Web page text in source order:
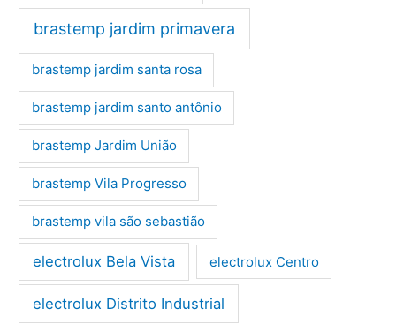
brastemp jardim primavera
brastemp jardim santa rosa
brastemp jardim santo antônio
brastemp Jardim União
brastemp Vila Progresso
brastemp vila são sebastião
electrolux Bela Vista electrolux Centro
electrolux Distrito Industrial